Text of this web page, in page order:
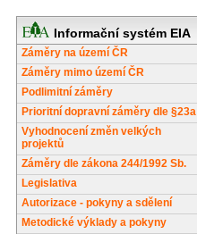
Informační systém EIA
Záměry na území ČR
Záměry mimo území ČR
Podlimitní záměry
Prioritní dopravní záměry dle §23a
Vyhodnocení změn velkých
projektů
Záměry dle zákona 244/1992 Sb.
Legislativa
Autorizace - pokyny a sdělení
Metodické výklady a pokyny